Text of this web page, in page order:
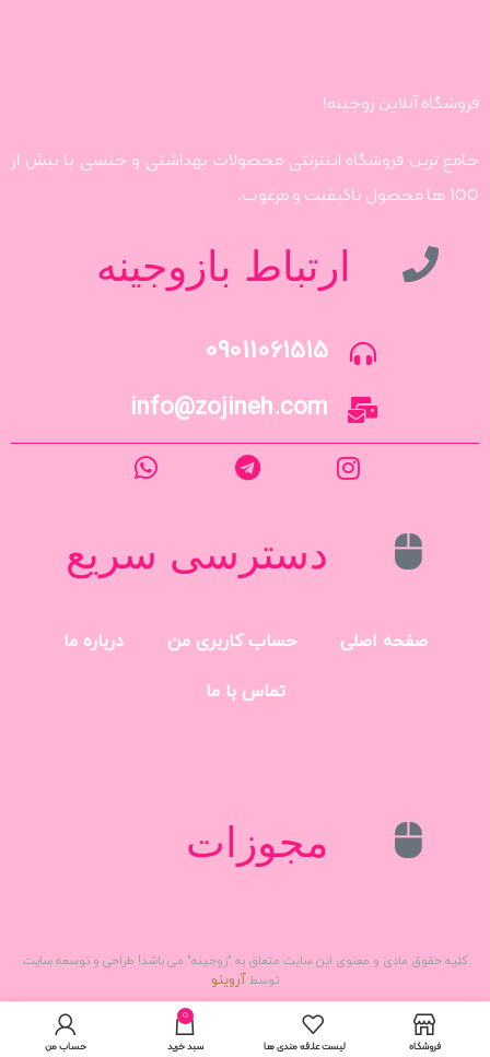
فروشگاه آنلاین زوجینه!
جامع ترین فروشگاه اینترنتی محصولات بهداشتی و جنسی با بیش از
100 ها محصول باکیفیت و مرغوب.
ارتباط بازوجینه
09011061515
info@zojineh.com
دسترسی سریع
صفحه اصلی حساب کاربری من درباره ما
تماس با ما
مجوزات
کلیه حقوق مادی و معنوی این سایت متعلق به "زوجینه" می باشد! طراحی و توسعه سایت
توسطآروینو
فروشگاه لیست علاقه مندی ها
0
سبد خرید حساب من